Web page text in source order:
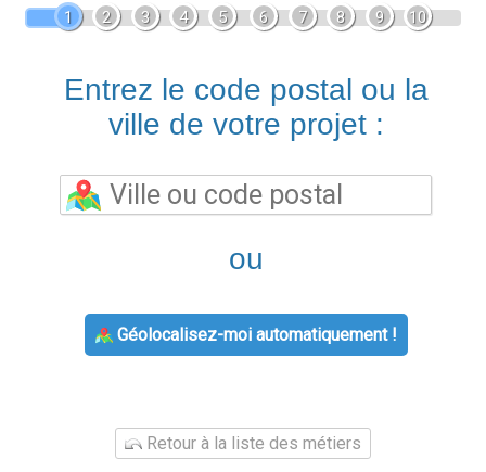
1 2 3 4 5 6 7 8 9 10
Entrez le code postal ou la
ville de votre projet :
ou
Géolocalisez-moi automatiquement !
Retour à la liste des métiers